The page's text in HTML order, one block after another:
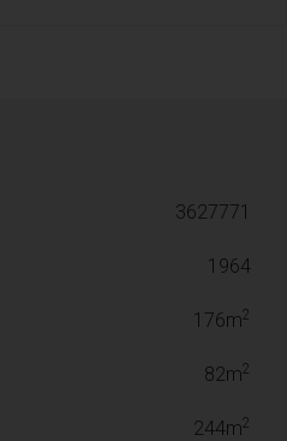
3627771
1964
176m2
82m2
244m2